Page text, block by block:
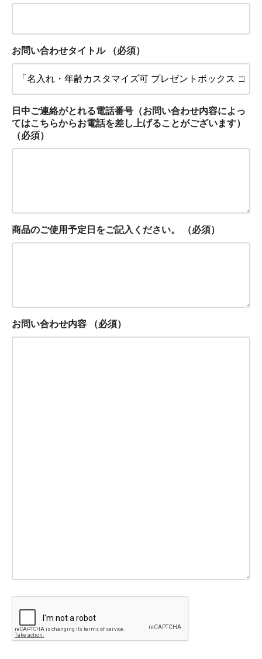
お問い合わせタイトル （必須）
日中ご連絡がとれる電話番号（お問い合わせ内容によっ
てはこちらからお電話を差し上げることがございます）
（必須）
商品のご使用予定日をご記入ください。 （必須）
お問い合わせ内容 （必須）